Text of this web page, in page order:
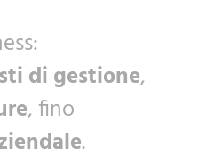
di gestione,
, fino
.